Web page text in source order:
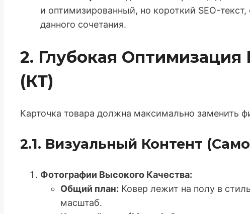
и оптимизированный, но короткий SEO-
данного сочетания.
2. Глубокая Оптимизация
(КТ)
Карточка товара должна максимально заменить
2.1. Визуальный Контент
Фотографии Высокого Качества:
Общий план: Ковер лежит на полу в
масштаб.